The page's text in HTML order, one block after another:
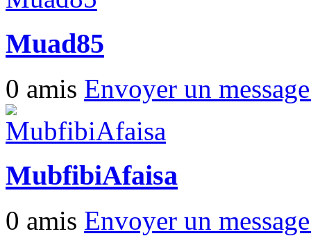
Muad85
0 amis Envoyer un
MubfibiAfaisa
0 amis Envoyer un